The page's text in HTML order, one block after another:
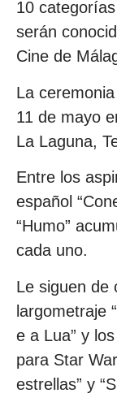
10
serán
Cine de
La
11 de mayo
La Laguna,
Entre los
español
“Humo”
cada uno.
Le siguen de
largometraje
e a Lua” y
para Star
estrellas” y